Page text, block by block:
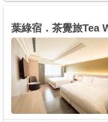
葉綠宿．茶覺旅Tea